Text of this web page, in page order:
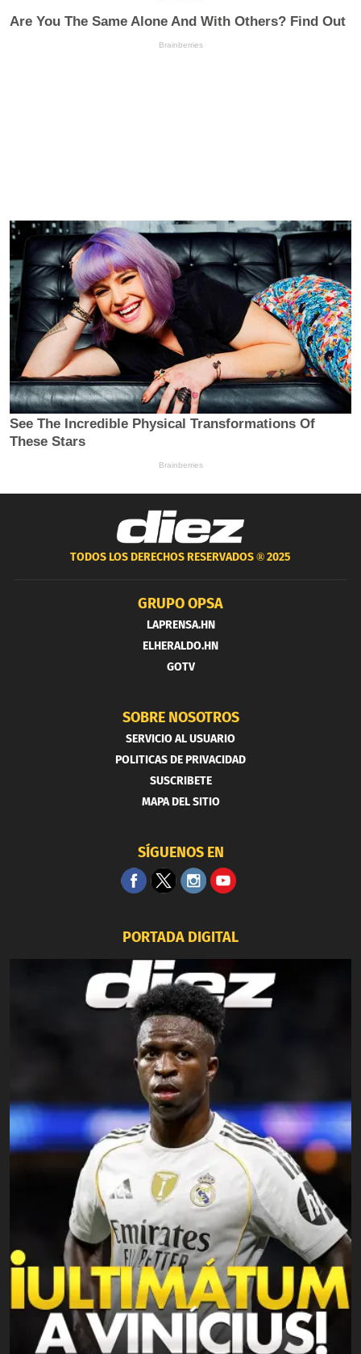
TODOS LOS DERECHOS RESERVADOS ®2025
GRUPO OPSA
LAPRENSA.HN
ELHERALDO.HN
GOTV
SOBRE NOSOTROS
SERVICIO AL USUARIO
POLITICAS DE PRIVACIDAD
SUSCRIBETE
MAPA DEL SITIO
SÍGUENOS EN
PORTADA DIGITAL